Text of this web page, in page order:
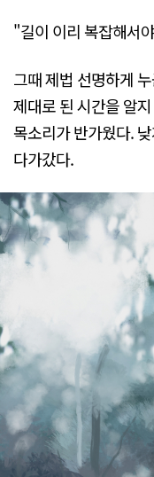
"길이 이리 복잡해서
그때 제법 선명하게
제대로 된 시간을 알
목소리가 반가웠다.
다가갔다.